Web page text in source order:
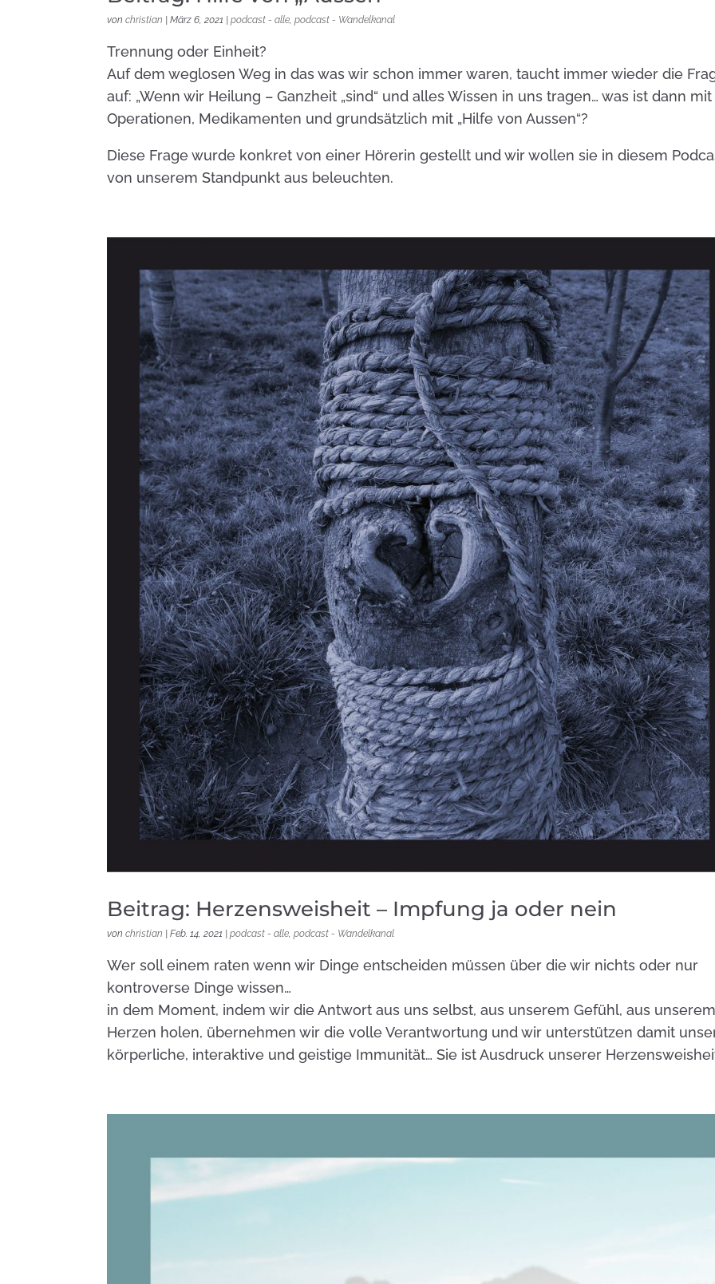
vonchristian |März 6, 2021 |podcast - alle,podcast - Wandelkanal
Trennung oder Einheit?
Auf dem weglosen Weg in das was wir schon immer waren, taucht immer wieder die
auf: „Wenn wir Heilung – Ganzheit „sind“ und alles Wissen in uns tragen… was ist dann mit
Operationen, Medikamenten und grundsätzlich mit „Hilfe von Aussen“?
Diese Frage wurde konkret von einer Hörerin gestellt und wir wollen sie in diesem
von unserem Standpunkt aus beleuchten.
Beitrag: Herzensweisheit – Impfung ja oder nein
vonchristian |Feb. 14, 2021 |podcast - alle,podcast - Wandelkanal
Wer soll einem raten wenn wir Dinge entscheiden müssen über die wir nichts oder nur
kontroverse Dinge wissen…
in dem Moment, indem wir die Antwort aus uns selbst, aus unserem Gefühl, aus unserem
Herzen holen, übernehmen wir die volle Verantwortung und wir unterstützen damit
körperliche, interaktive und geistige Immunität… Sie ist Ausdruck unserer